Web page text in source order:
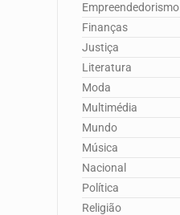
Empreendedorismo
Finanças
Justiça
Literatura
Moda
Multimédia
Mundo
Música
Nacional
Política
Religião